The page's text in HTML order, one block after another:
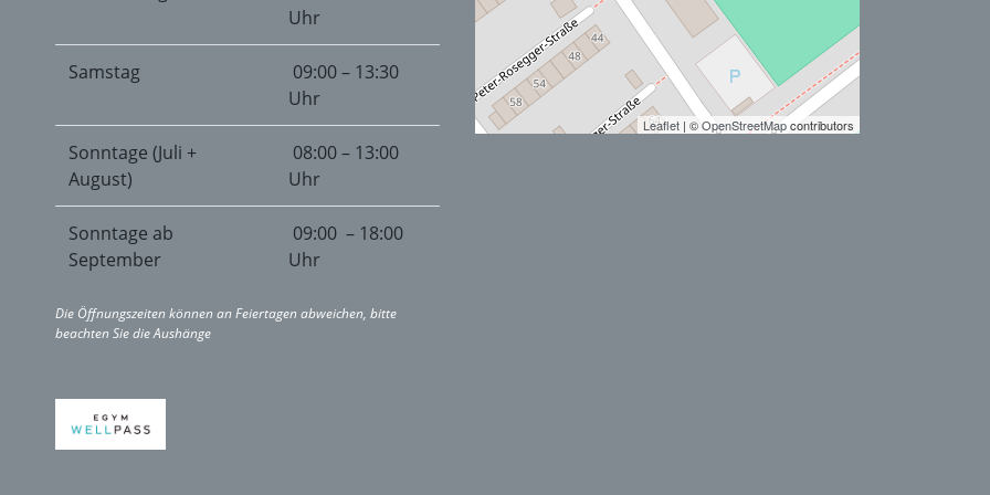
Uhr
Samstag
09:00 – 13:30
Uhr
Sonntage (Juli +
August)
08:00 – 13:00
Uhr
Sonntage ab
September
09:00 – 18:00
Uhr
Die Öffnungszeiten können an Feiertagen abweichen, bitte
beachten Sie die Aushänge
Leaflet | ©OpenStreetMapcontributors